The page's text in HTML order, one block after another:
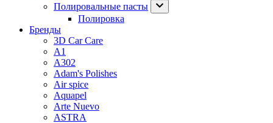
Полировальные пасты
Полировка
Бренды
3D Car Care
A1
A302
Adam's Polishes
Air spice
Aquapel
Arte Nuevo
ASTRA